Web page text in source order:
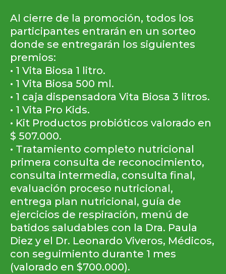
Al cierre de la promoción, todos los
participantes entrarán en un sorteo
donde se entregarán los siguientes
premios:
• 1 Vita Biosa 1 litro.
• 1 Vita Biosa 500 ml.
• 1 caja dispensadora Vita Biosa 3 litros.
• 1 Vita Pro Kids.
• Kit Productos probióticos valorado en
$ 507.000.
• Tratamiento completo nutricional
primera consulta de reconocimiento,
consulta intermedia, consulta final,
evaluación proceso nutricional,
entrega plan nutricional, guía de
ejercicios de respiración, menú de
batidos saludables con la Dra. Paula
Diez y el Dr. Leonardo Viveros, Médicos,
con seguimiento durante 1 mes
(valorado en $700.000).